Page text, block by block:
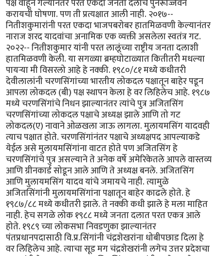
पक्ष वाहून गेल्यानंतर परत एकदा जनता दलाचे पुनरूज्जिवन
करायची घोषणा. पण ती प्रत्यक्षात आली नाही. २०१७--
नितीशकुमारांनी परत एकदा भाजपबरोबर हातमिळवणी केल्यानंतर
नाराज शरद यादवांचा अनामिक एक व्यक्ती असलेला स्वतंत्र गट.
२०२२-- नितीशकुमार यांनी परत लालूंच्या राष्ट्रीय जनता दलाशी
हातमिळवणी केली. या सगळ्या ब्रम्हघोटाळ्यात कितीतरी मधल्या
पायऱ्या मी विसरलो आहे हे नक्की. १९८०/८१ मध्ये कधीतरी
देवीलालांनी चरणसिंगांच्या भारतीय लोकदल पक्षातून बाहेर पडून
आपला लोकदल (बी) पक्ष स्थापन केला हे वर लिहिलेच आहे. १९८७
मध्ये चरणसिंगांचे निधन झाल्यानंतर त्यांचे पुत्र अजितसिंग
चरणसिंगांच्या लोकदल पक्षाचे अध्यक्ष झाले आणि तो गट
लोकदल(ए) नावाने ओळखला जाऊ लागला. मुलायमसिंग यादवही
त्याच पक्षात होते. चरणसिंगांनंतर पक्षाचे अध्यक्षपद आपल्याकडे
येईल असे मुलायमसिंगांना वाटत होते पण अजितसिंग हे
चरणसिंगांचे पुत्र असल्याने ते अनेक वर्षे अमेरिकेतले आपले वास्तव्य
आणि ग्रीनकार्ड सोडून आले आणि ते अध्यक्ष बनले. अजितसिंग
आणि मुलायमसिंग यादव यांचे जमायचे नाही. त्यामुळे
अजितसिंगांनी मुलायमसिंगांना पक्षातून बाहेर काढले होते. हे
१९८७/८८ मध्ये कधीतरी झाले. ते नक्की कधी झाले हे मला माहित
नाही. हेच सगळे लोक १९८८ मध्ये जनता दलात परत एकत्र आले
होते. १९८९ च्या लोकसभा निवडणुका झाल्यानंतर
पंतप्रधानपदासाठी वि.प्र.सिंगांनी चंद्रशेखरांना धोबीपछाड दिला हे
वर लिहिलेच आहे. त्याचा सूड मग चंद्रशेखरांनी लगेच उत्तर प्रदेशचा